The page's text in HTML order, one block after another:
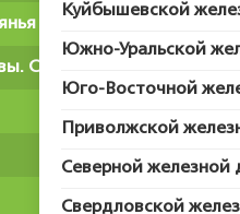
Куйбышевской
Южно-Уральской
Юго-Восточной
Приволжской
Северной железной
Свердловской
Снежки.